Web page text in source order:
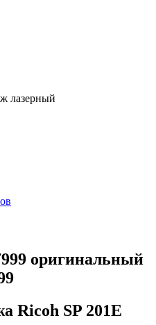
лазерный
оригинальный
Ricoh SP 201E